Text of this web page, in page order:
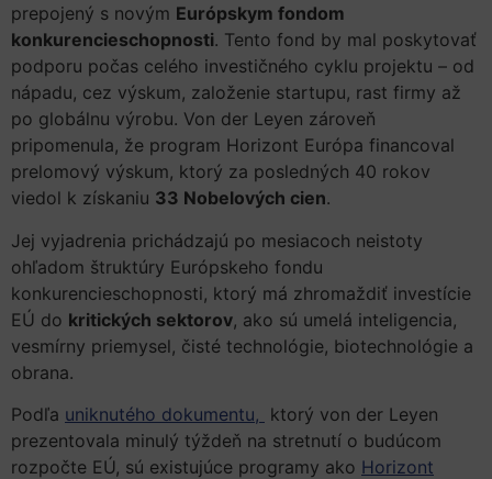
prepojený s novým Európskym fondom
konkurencieschopnosti. Tento fond by mal poskytovať
podporu počas celého investičného cyklu projektu – od
nápadu, cez výskum, založenie startupu, rast firmy až
po globálnu výrobu. Von der Leyen zároveň
pripomenula, že program Horizont Európa financoval
prelomový výskum, ktorý za posledných 40 rokov
viedol k získaniu 33 Nobelových cien.
Jej vyjadrenia prichádzajú po mesiacoch neistoty
ohľadom štruktúry Európskeho fondu
konkurencieschopnosti, ktorý má zhromaždiť investície
EÚ do kritických sektorov, ako sú umelá inteligencia,
vesmírny priemysel, čisté technológie, biotechnológie a
obrana.
Podľa uniknutého dokumentu, ktorý von der Leyen
prezentovala minulý týždeň na stretnutí o budúcom
rozpočte EÚ, sú existujúce programy ako Horizont